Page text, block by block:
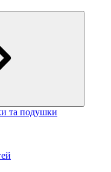
та подушки